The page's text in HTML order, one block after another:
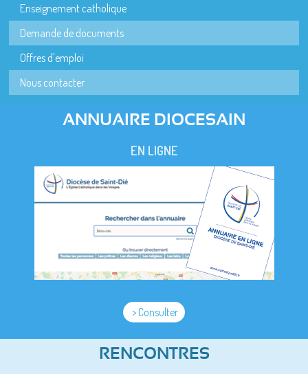
Enseignement catholique
Demande de documents
Offres d'emploi
Nous contacter
ANNUAIRE DIOCESAIN
EN LIGNE
> Consulter
RENCONTRES